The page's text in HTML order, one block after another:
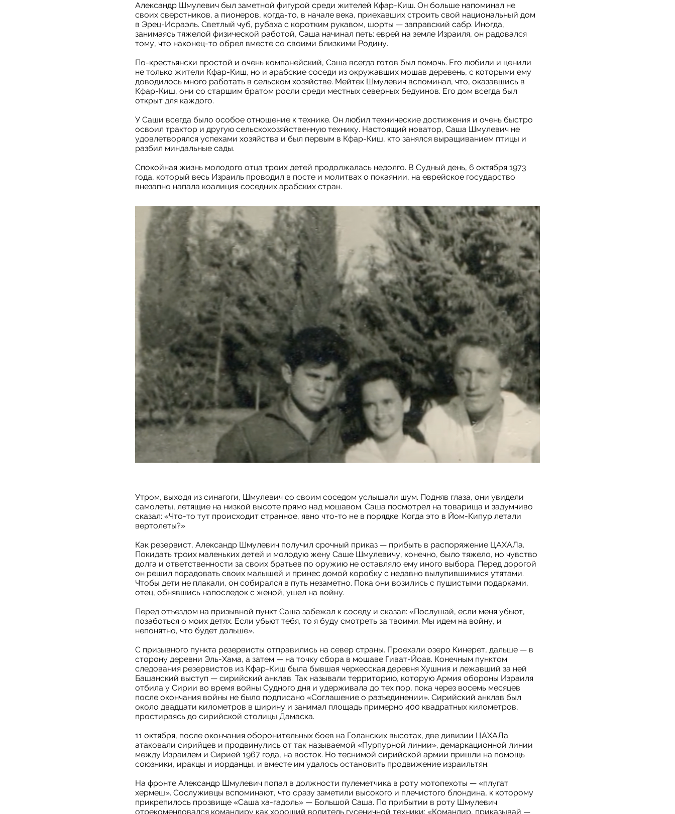
Александр Шмулевич был заметной фигурой среди жителей Кфар-Киш. Он больше напоминал не
своих сверстников, а пионеров, когда-то, в начале века, приехавших строить свой национальный дом
в Эрец-Исраэль. Светлый чуб, рубаха с коротким рукавом, шорты — заправский сабр. Иногда,
занимаясь тяжелой физической работой, Саша начинал петь: еврей на земле Израиля, он радовался
тому, что наконец-то обрел вместе со своими близкими Родину.
По-крестьянски простой и очень компанейский, Саша всегда готов был помочь. Его любили и ценили
не только жители Кфар-Киш, но и арабские соседи из окружавших мошав деревень, с которыми ему
доводилось много работать в сельском хозяйстве. Мейтек Шмулевич вспоминал, что, оказавшись в
Кфар-Киш, они со старшим братом росли среди местных северных бедуинов. Его дом всегда был
открыт для каждого.
У Саши всегда было особое отношение к технике. Он любил технические достижения и очень быстро
освоил трактор и другую сельскохозяйственную технику. Настоящий новатор, Саша Шмулевич не
удовлетворялся успехами хозяйства и был первым в Кфар-Киш, кто занялся выращиванием птицы и
разбил миндальные сады.
Спокойная жизнь молодого отца троих детей продолжалась недолго. В Судный день, 6 октября 1973
года, который весь Израиль проводил в посте и молитвах о покаянии, на еврейское государство
внезапно напала коалиция соседних арабских стран.
Утром, выходя из синагоги, Шмулевич со своим соседом услышали шум. Подняв глаза, они увидели
самолеты, летящие на низкой высоте прямо над мошавом. Саша посмотрел на товарища и задумчиво
сказал: «Что-то тут происходит странное, явно что-то не в порядке. Когда это в Йом-Кипур летали
вертолеты?»
Как резервист, Александр Шмулевич получил срочный приказ — прибыть в распоряжение ЦАХАЛа.
Покидать троих маленьких детей и молодую жену Саше Шмулевичу, конечно, было тяжело, но чувство
долга и ответственности за своих братьев по оружию не оставляло ему иного выбора. Перед дорогой
он решил порадовать своих малышей и принес домой коробку с недавно вылупившимися утятами.
Чтобы дети не плакали, он собирался в путь незаметно. Пока они возились с пушистыми подарками,
отец, обнявшись напоследок с женой, ушел на войну.
Перед отъездом на призывной пункт Саша забежал к соседу и сказал: «Послушай, если меня убьют,
позаботься о моих детях. Если убьют тебя, то я буду смотреть за твоими. Мы идем на войну, и
непонятно, что будет дальше».
С призывного пункта резервисты отправились на север страны. Проехали озеро Кинерет, дальше — в
сторону деревни Эль-Хама, а затем — на точку сбора в мошаве Гиват-Йоав. Конечным пунктом
следования резервистов из Кфар-Киш была бывшая черкесская деревня Хушния и лежавший за ней
Башанский выступ — сирийский анклав. Так называли территорию, которую Армия обороны Израиля
отбила у Сирии во время войны Судного дня и удерживала до тех пор, пока через восемь месяцев
после окончания войны не было подписано «Соглашение о разъединении». Сирийский анклав был
около двадцати километров в ширину и занимал площадь примерно 400 квадратных километров,
простираясь до сирийской столицы Дамаска.
11 октября, после окончания оборонительных боев на Голанских высотах, две дивизии ЦАХАЛа
атаковали сирийцев и продвинулись от так называемой «Пурпурной линии», демаркационной линии
между Израилем и Сирией 1967 года, на восток. Но теснимой сирийской армии пришли на помощь
союзники, иракцы и иорданцы, и вместе им удалось остановить продвижение израильтян.
На фронте Александр Шмулевич попал в должности пулеметчика в роту мотопехоты — «плугат
хермеш». Сослуживцы вспоминают, что сразу заметили высокого и плечистого блондина, к которому
прикрепилось прозвище «Саша ха-гадоль» — Большой Саша. По прибытии в роту Шмулевич
отрекомендовался командиру как хороший водитель гусеничной техники: «Командир, приказывай —